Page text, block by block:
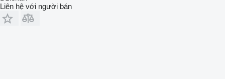
Liên hệ với người bán